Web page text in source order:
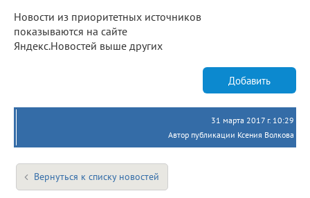
Новости из приоритетных источников
показываются на сайте
Яндекс.Новостей выше других
Добавить
31 марта 2017 г. 10:29
Автор публикации Ксения Волкова
Вернуться к списку новостей